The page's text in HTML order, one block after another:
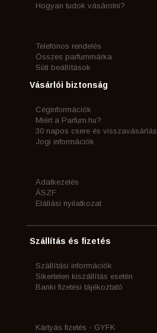
Hogyan tudok vásárolni?
Telefonos rendelés
Összes parfummárka
Süti beállítások
Vásárlói biztonság
Céginformációk
Miért a Parfum.hu?
30 napos csere és visszavásárlás
Jogi információk
Adatkezelés
ÁSZF
Elállási nyilatkozat
Szállítás és fizetés
Szállítási információk
Sikertelen kiszállítás esetén
Banki fizetési tájékoztató
Kártyás fizetés - GYFK